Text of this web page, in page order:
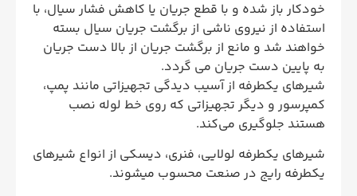
خودكار باز شده و با قطع جریان یا کاهش فشار سیال، با
استفاده از نیروی ناشی از برگشت جریان سیال بسته
خواهند شد و مانع از برگشت جریان از بالا دست جریان
به پایین دست جریان می گردد.
شیرهای یکطرفه از آسیب دیدگی تجهیزاتی مانند پمپ،
کمپرسور و دیگر تجهیزاتی که روی خط لوله نصب
هستند جلوگیری می‌کند.
شیرهای یکطرفه لولایی، فنری، دیسکی از انواع شیرهای
یکطرفه رایج در صنعت محسوب میشوند.